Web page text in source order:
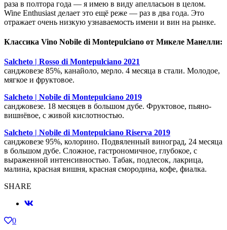
раза в полтора года — я имею в виду апелласьон в целом.
Wine Enthusiast делает это ещё реже — раз в два года. Это
отражает очень низкую узнаваемость имени и вин на рынке.
Классика Vino Nobile di Montepulciano от Микеле Манелли:
Salcheto | Rosso di Montepulciano 2021
санджовезе 85%, канайоло, мерло. 4 месяца в стали. Молодое,
мягкое и фруктовое.
Salcheto | Nobile di Montepulciano 2019
санджовезе. 18 месяцев в большом дубе. Фруктовое, пьяно-
вишнёвое, с живой кислотностью.
Salcheto | Nobile di Montepulciano Riserva 2019
санджовезе 95%, колорино. Подвяленный виноград, 24 месяца
в большом дубе. Сложное, гастрономичное, глубокое, с
выраженной интенсивностью. Табак, подлесок, лакрица,
малина, красная вишня, красная смородина, кофе, фиалка.
SHARE
0